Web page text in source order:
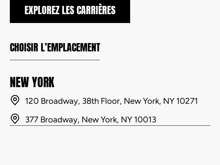
EXPLOREZ LES CARRIÈRES
CHOISIR L’EMPLACEMENT
NEW YORK
120 Broadway, 38th Floor, New York, NY 10271
377 Broadway, New York, NY 10013